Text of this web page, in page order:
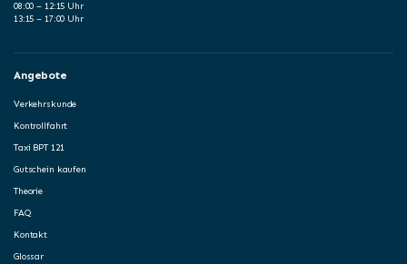
08:00 – 12:15 Uhr
13:15 – 17:00 Uhr
Angebote
Verkehrskunde
Kontrollfahrt
Taxi BPT 121
Gutschein kaufen
Theorie
FAQ
Kontakt
Glossar